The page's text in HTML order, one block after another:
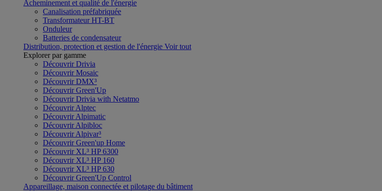
Acheminement et qualité de l'énergie
Canalisation préfabriquée
Transformateur HT-BT
Onduleur
Batteries de condensateur
Distribution, protection et gestion de l'énergie Voir tout
Explorer par gamme
Découvrir Drivia
Découvrir Mosaic
Découvrir DMX³
Découvrir Green'Up
Découvrir Drivia with Netatmo
Découvrir Alptec
Découvrir Alpimatic
Découvrir Alpibloc
Découvrir Alpivar³
Découvrir Green'up Home
Découvrir XL³ HP 6300
Découvrir XL³ HP 160
Découvrir XL³ HP 630
Découvrir Green'Up Control
Appareillage, maison connectée et pilotage du bâtiment